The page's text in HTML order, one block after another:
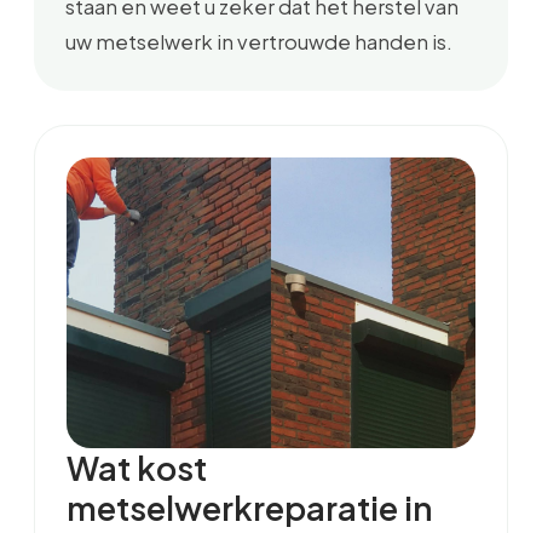
staan en weet u zeker dat het herstel van
uw metselwerk in vertrouwde handen is.
Wat kost
metselwerkreparatie in